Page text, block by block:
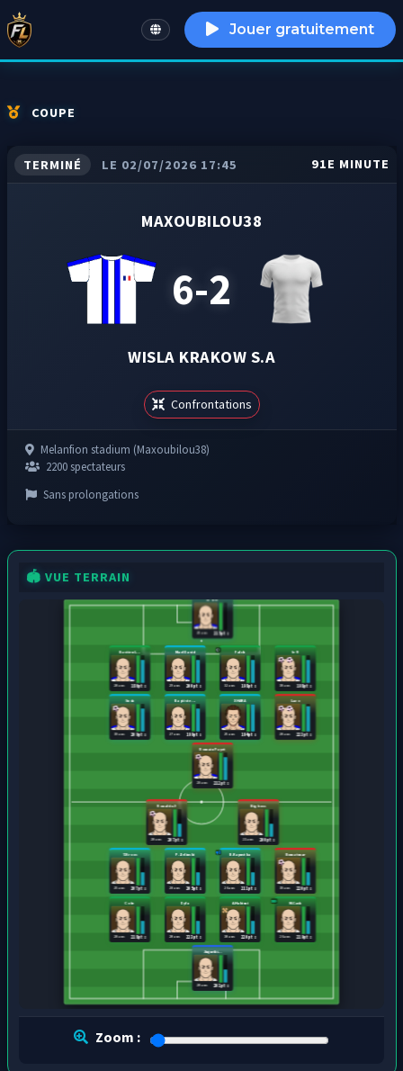
English Jouer gratuitement
COUPE
TERMINÉ LE 02/07/2026 17:45 91E MINUTE
MAXOUBILOU38
6-2
WISLA KRAKOW S.A
Confrontations
Melanfion stadium (Maxoubilou38)
2200 spectateurs
Sans prolongations
🏟️ VUE TERRAIN
215 pts
25 ans
Bastien L...
186 pts
20 ans
Mael David
200 pts
29 ans
Falch
198 pts
32 ans
le R
198 pts
30 ans
Suda
209 pts
19 ans
Baptiste ...
199 pts
27 ans
XHAKA
194 pts
25 ans
Lazo
223 pts
20 ans
Romain Payet
212 pts
28 ans
Jinjuriki...
201 pts
20 ans
Cobe
218 pts
20 ans
Dyfa
223 pts
20 ans
A.Hakimi
220 pts
30 ans
M.Cash
219 pts
26 ans
T.Kroos
207 pts
25 ans
P.Zielinski
205 pts
28 ans
B.Kapustka
211 pts
26 ans
Ilomatmar
220 pts
19 ans
Ronaldo.9
207 pts
20 ans
Bigboss
200 pts
21 ans
Zoom :